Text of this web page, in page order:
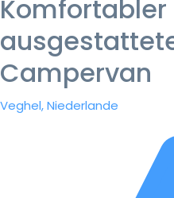
Komfortabler
Campervan
Veghel, Niederlande